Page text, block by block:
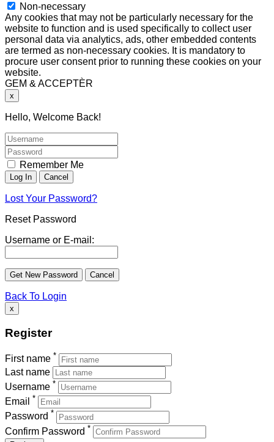
Non-necessary
Any cookies that may not be particularly necessary for the
website to function and is used specifically to collect user
personal data via analytics, ads, other embedded contents
are termed as non-necessary cookies. It is mandatory to
procure user consent prior to running these cookies on your
website.
GEM & ACCEPTÈR
x
Hello, Welcome Back!
Remember Me
Lost Your Password?
Reset Password
Username or E-mail:
Back To Login
x
Register
First name *
Last name
Username *
Email *
Password *
Confirm Password *